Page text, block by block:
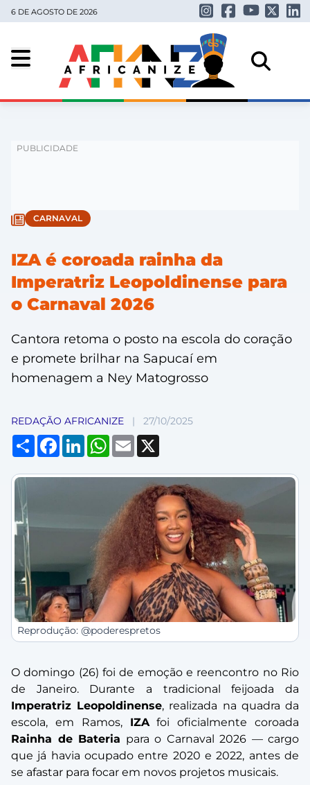
6 DE AGOSTO DE 2026
CARNAVAL
IZA é coroada rainha da
Imperatriz Leopoldinense para
o Carnaval 2026
Cantora retoma o posto na escola do coração
e promete brilhar na Sapucaí em
homenagem a Ney Matogrosso
REDAÇÃO AFRICANIZE | 27/10/2025
Compartilhar
Facebook
LinkedInWhatsApp
Email
Reprodução: @poderespretos
O domingo (26) foi de emoção e reencontro no Rio
de Janeiro. Durante a tradicional feijoada da
Imperatriz Leopoldinense, realizada na quadra da
escola, em Ramos, IZAfoi oficialmente coroada
Rainha de Bateria para o Carnaval 2026 — cargo
que já havia ocupado entre 2020 e 2022, antes de
se afastar para focar em novos projetos musicais.